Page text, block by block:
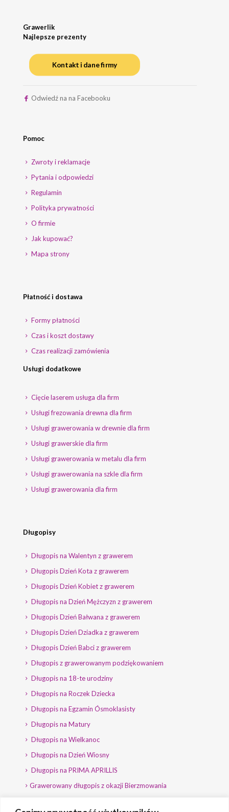
Grawerlik
Najlepsze prezenty
Kontakt i dane firmy
Odwiedź na na Facebooku
Pomoc
Zwroty i reklamacje
Pytania i odpowiedzi
Regulamin
Polityka prywatności
O firmie
Jak kupować?
Mapa strony
Płatność i dostawa
Formy płatności
Czas i koszt dostawy
Czas realizacji zamówienia
Usługi dodatkowe
Cięcie laserem usługa dla firm
Usługi frezowania drewna dla firm
Usługi grawerowania w drewnie dla firm
Usługi grawerskie dla firm
Usługi grawerowania w metalu dla firm
Usługi grawerowania na szkle dla firm
Usługi grawerowania dla firm
Długopisy
Długopis na Walentyn z grawerem
Długopis Dzień Kota z grawerem
Długopis Dzień Kobiet z grawerem
Długopis na Dzień Mężczyzn z grawerem
Długopis Dzień Bałwana z grawerem
Długopis Dzień Dziadka z grawerem
Długopis Dzień Babci z grawerem
Długopis z grawerowanym podziękowaniem
Długopis na 18-te urodziny
Długopis na Roczek Dziecka
Długopis na Egzamin Ósmoklasisty
Długopis na Matury
Długopis na Wielkanoc
Długopis na Dzień Wiosny
Długopis na PRIMA APRILLIS
Grawerowany długopis z okazji Bierzmowania